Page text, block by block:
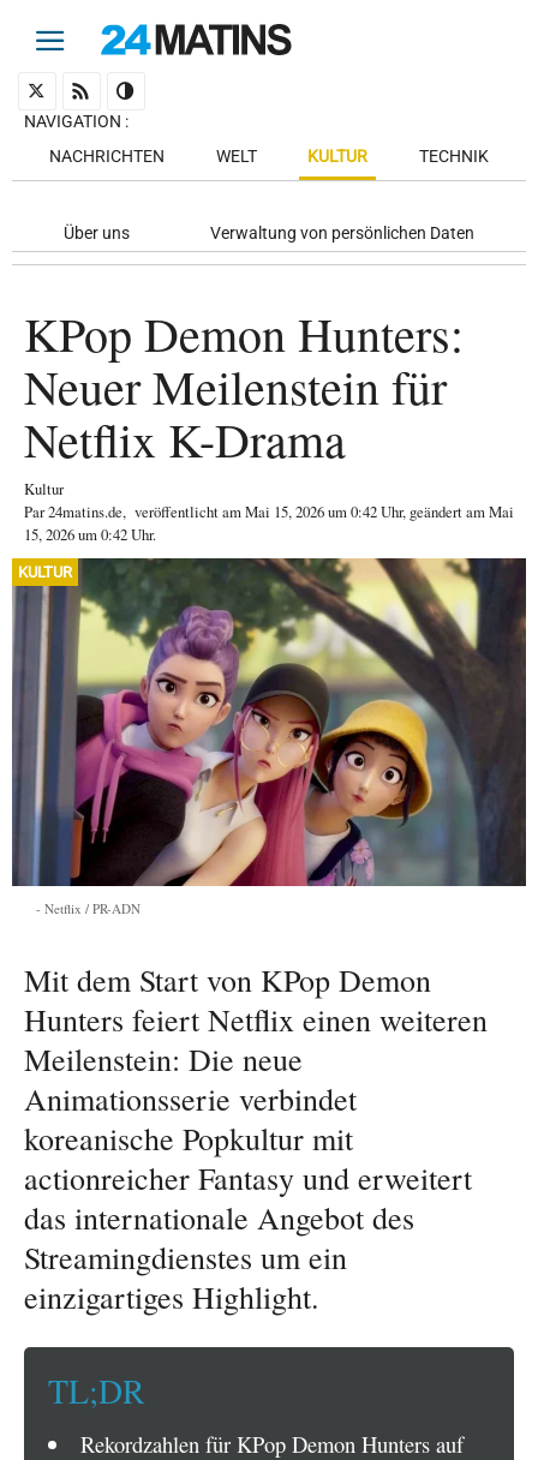
NAVIGATION :
NACHRICHTEN
WELT KULTUR TECHNIK
Über uns Verwaltung von persönlichen Daten
KPop Demon Hunters:
Neuer Meilenstein für
Netflix K-Drama
Kultur
Par24matins.de, veröffentlicht amMai 15, 2026um 0:42 Uhr, geändert am Mai
15, 2026 um 0:42 Uhr.
KULTUR
Netflix / PR-ADN
Mit dem Start von KPop Demon
Hunters feiert Netflix einen weiteren
Meilenstein: Die neue
Animationsserie verbindet
koreanische Popkultur mit
actionreicher Fantasy und erweitert
das internationale Angebot des
Streamingdienstes um ein
einzigartiges Highlight.
TL;DR
Rekordzahlen für KPop Demon Hunters auf